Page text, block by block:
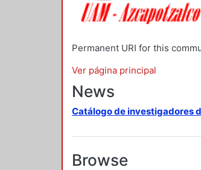
Permanent URI for this
Ver página principal
News
Catálogo de investigadores
Browse